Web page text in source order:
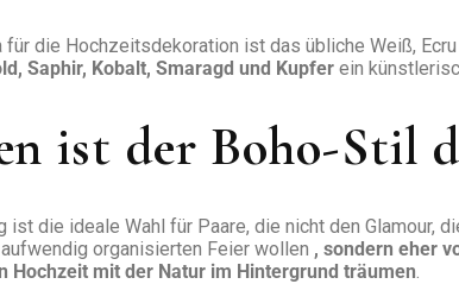
für die Hochzeitsdekoration ist das übliche Weiß,
Saphir, Kobalt, Smaragd und Kupfer ein
ist der Boho-Stil
ist die ideale Wahl für Paare, die nicht den Glamour,
organisierten Feier wollen , sondern eher
Hochzeit mit der Natur im Hintergrund träumen.